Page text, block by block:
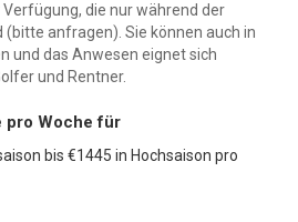
die nur während der
anfragen). Sie können auch in
und das Anwesen eignet sich
und Rentner.
pro Woche für
bis €1445 in Hochsaison pro